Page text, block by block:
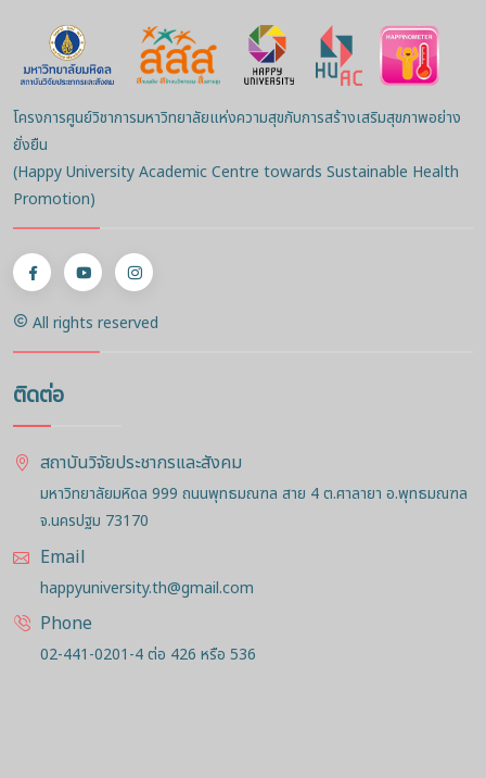
โครงการศูนย์วิชาการมหาวิทยาลัยแห่งความสุขกับการสร้างเสริมสุขภาพอย่าง
ยั่งยืน
(Happy University Academic Centre towards Sustainable Health
Promotion)
All rights reserved
ติดต่อ
สถาบันวิจัยประชากรและสังคม
มหาวิทยาลัยมหิดล 999 ถนนพุทธมณฑล สาย 4 ต.ศาลายา อ.พุทธมณฑล
จ.นครปฐม 73170
Email
happyuniversity.th@gmail.com
Phone
02-441-0201-4 ต่อ 426 หรือ 536